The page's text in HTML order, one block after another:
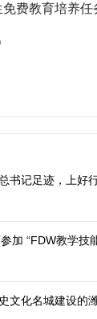
费教育培养任
加 “FDW教学技
文化名城建设的